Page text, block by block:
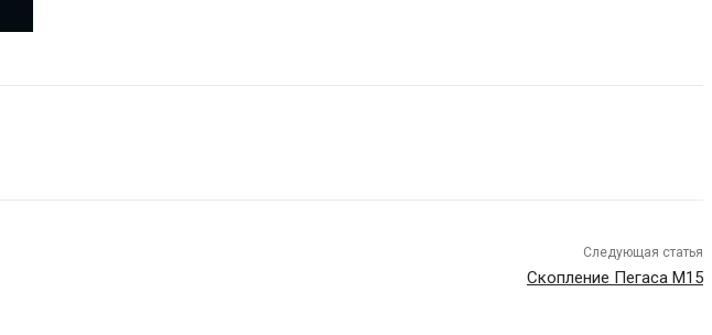
Следующая статья
Скопление Пегаса М15